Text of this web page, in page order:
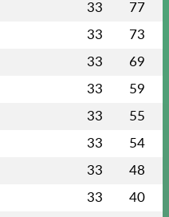
33 77
33 73
33 69
33 59
33 55
33 54
33 48
33 40